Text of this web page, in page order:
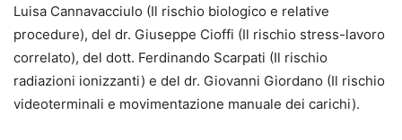
Luisa Cannavacciulo (Il rischio biologico e relative
procedure), del dr. Giuseppe Cioffi (Il rischio stress-lavoro
correlato), del dott. Ferdinando Scarpati (Il rischio
radiazioni ionizzanti) e del dr. Giovanni Giordano (Il rischio
videoterminali e movimentazione manuale dei carichi).